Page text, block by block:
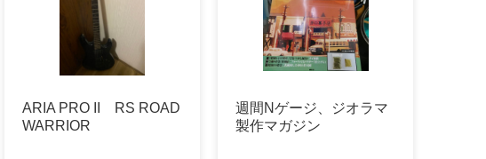
ARIA PRO II RS ROAD
WARRIOR
週間Nゲージ、ジオラマ
製作マガジン